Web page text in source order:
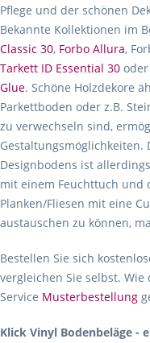
Pflege und der schönen
Bekannte Kollektionen im
Classic 30, Forbo Allura,
Tarkett ID Essential 30
Glue. Schöne Holzdekore
Parkettboden oder z.B.
zu verwechseln sind,
Gestaltungsmöglichkeiten.
Designbodens ist
mit einem Feuchttuch und
Planken/Fliesen mit eine
austauschen zu können,
Bestellen Sie sich
vergleichen Sie selbst.
Service Musterbestellung
Klick Vinyl Bodenbeläge -